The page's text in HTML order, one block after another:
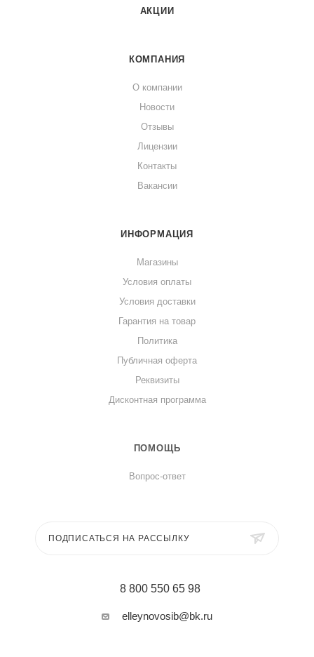
АКЦИИ
КОМПАНИЯ
О компании
Новости
Отзывы
Лицензии
Контакты
Вакансии
ИНФОРМАЦИЯ
Магазины
Условия оплаты
Условия доставки
Гарантия на товар
Политика
Публичная оферта
Реквизиты
Дисконтная программа
ПОМОЩЬ
Вопрос-ответ
ПОДПИСАТЬСЯ НА РАССЫЛКУ
8 800 550 65 98
elleynovosib@bk.ru